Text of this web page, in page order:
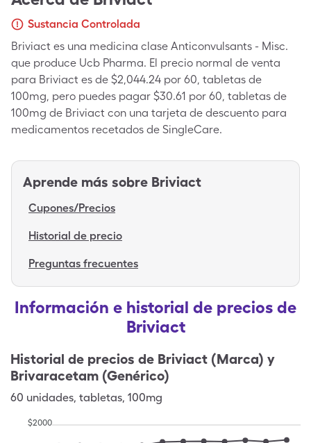
Sustancia Controlada
Briviact es una medicina clase Anticonvulsants - Misc.
que produce Ucb Pharma. El precio normal de venta
para Briviact es de $2,044.24 por 60, tabletas de
100mg, pero puedes pagar $30.61 por 60, tabletas de
100mg de Briviact con una tarjeta de descuento para
medicamentos recetados de SingleCare.
Aprende más sobre Briviact
Cupones/Precios
Historial de precio
Preguntas frecuentes
Información e historial de precios de
Briviact
Historial de precios de Briviact (Marca) y
Brivaracetam (Genérico)
60 unidades, tabletas, 100mg
$2000